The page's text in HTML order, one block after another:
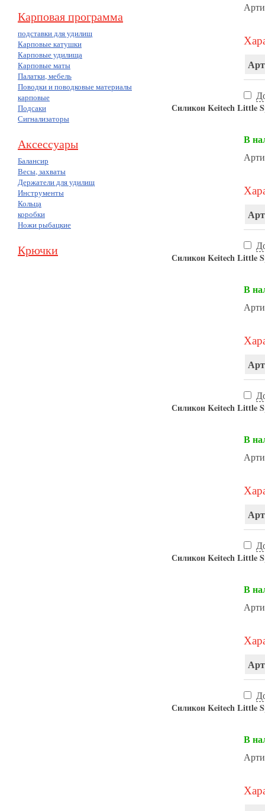
Карповая программа
подставки для удилищ
Карповые катушки
Карповые удилища
Карповые маты
Палатки, мебель
Поводки и поводковые материалы
карповые
Подсаки
Сигнализаторы
Аксессуары
Балансир
Весы, захваты
Держатели для удилищ
Инструменты
Кольца
коробки
Ножи рыбацкие
Крючки
Силикон Keitech Little
В
Силикон Keitech Little
В
Силикон Keitech Little
В
Силикон Keitech Little
В
Силикон Keitech Little
В